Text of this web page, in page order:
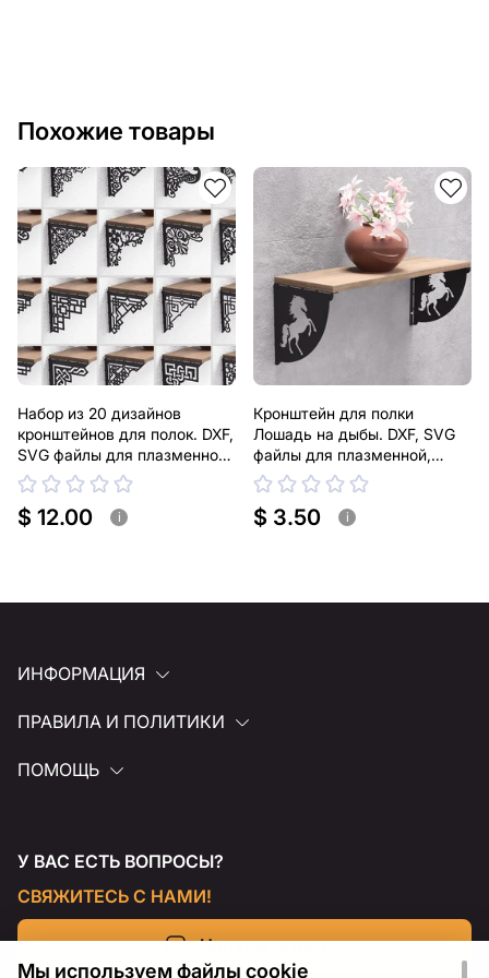
Похожие товары
Набор из 20 дизайнов
кронштейнов для полок. DXF,
SVG файлы для плазменной,
лазерной резки. Держатель
для полки
$ 12.00 i
Кронштейн для полки
Лошадь на дыбы. DXF, SVG
файлы для плазменной,
лазерной резки. Держатель
для полки
$ 3.50 i
ИНФОРМАЦИЯ
ПРАВИЛА И ПОЛИТИКИ
ПОМОЩЬ
У ВАС ЕСТЬ ВОПРОСЫ?
СВЯЖИТЕСЬ С НАМИ!
Напишите нам
Мы используем файлы cookie